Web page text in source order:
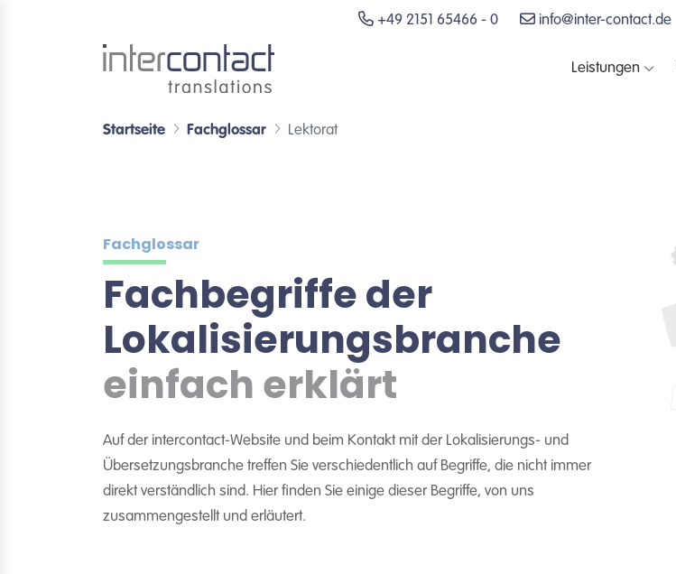
+49 2151 65466 - 0 info@inter-contact.de
Leistungen
Startseite Fachglossar Lektorat
Fachglossar
Fachbegriffe der
Lokalisierungsbranche
einfach erklärt
Auf der intercontact-Website und beim Kontakt mit der Lokalisierungs- und
Übersetzungsbranche treffen Sie verschiedentlich auf Begriffe, die nicht immer
direkt verständlich sind. Hier finden Sie einige dieser Begriffe, von uns
zusammengestellt und erläutert.